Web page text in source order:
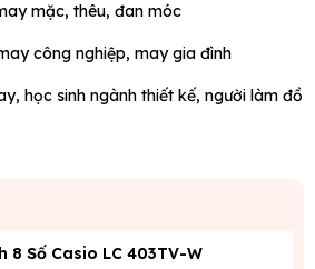
mặc, thêu, đan móc
công nghiệp, may gia đình
học sinh ngành thiết kế, người làm đồ
8 Số Casio LC 403TV-W